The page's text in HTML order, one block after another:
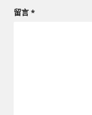
留言 *